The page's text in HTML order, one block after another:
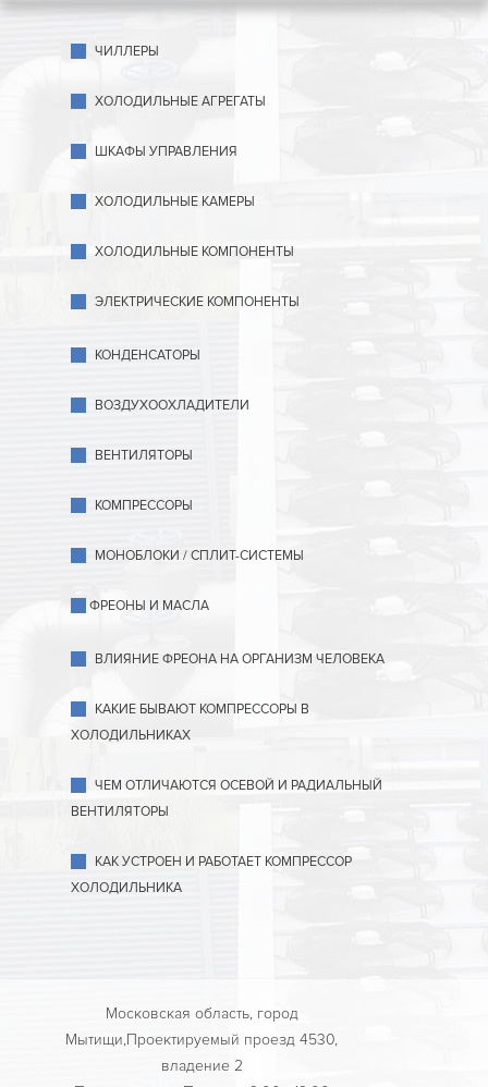
ЧИЛЛЕРЫ
ХОЛОДИЛЬНЫЕ АГРЕГАТЫ
ШКАФЫ УПРАВЛЕНИЯ
ХОЛОДИЛЬНЫЕ КАМЕРЫ
ХОЛОДИЛЬНЫЕ КОМПОНЕНТЫ
ЭЛЕКТРИЧЕСКИЕ КОМПОНЕНТЫ
КОНДЕНСАТОРЫ
ВОЗДУХООХЛАДИТЕЛИ
ВЕНТИЛЯТОРЫ
КОМПРЕССОРЫ
МОНОБЛОКИ / СПЛИТ-СИСТЕМЫ
ФРЕОНЫ И МАСЛА
ВЛИЯНИЕ ФРЕОНА НА ОРГАНИЗМ ЧЕЛОВЕКА
КАКИЕ БЫВАЮТ КОМПРЕССОРЫ В
ХОЛОДИЛЬНИКАХ
ЧЕМ ОТЛИЧАЮТСЯ ОСЕВОЙ И РАДИАЛЬНЫЙ
ВЕНТИЛЯТОРЫ
КАК УСТРОЕН И РАБОТАЕТ КОМПРЕССОР
ХОЛОДИЛЬНИКА
Московская область, город
Мытищи,Проектируемый проезд 4530,
владение 2